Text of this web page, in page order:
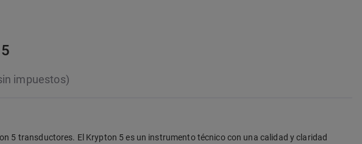
impuestos)
5 transductores. El Krypton 5 es un instrumento técnico con una calidad y claridad